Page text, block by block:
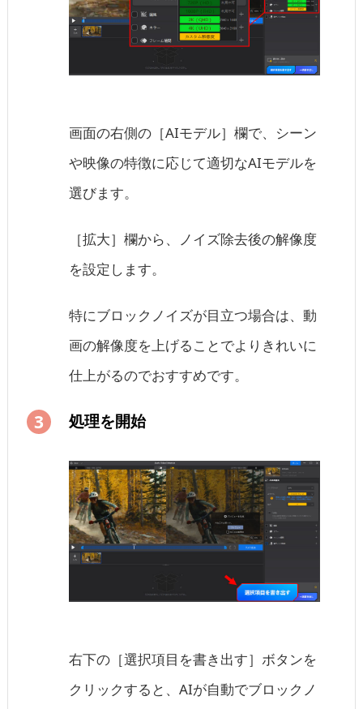
画面の右側の［AIモデル］欄で、シーン
や映像の特徴に応じて適切なAIモデルを
選びます。
［拡大］欄から、ノイズ除去後の解像度
を設定します。
特にブロックノイズが目立つ場合は、動
画の解像度を上げることでよりきれいに
仕上がるのでおすすめです。
処理を開始
右下の［選択項目を書き出す］ボタンを
クリックすると、AIが自動でブロックノ